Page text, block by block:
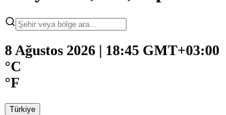
8 Ağustos 2026 | 18:45 GMT+03:00
°C
°F
Türkiye